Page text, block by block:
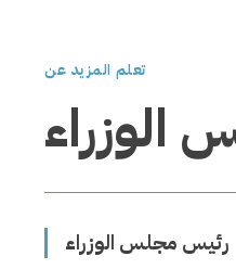
تعلم المزيد عن
رئيس مجلس الوزراء